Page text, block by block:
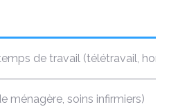
de travail (télétravail,
ménagère, soins infirmiers)